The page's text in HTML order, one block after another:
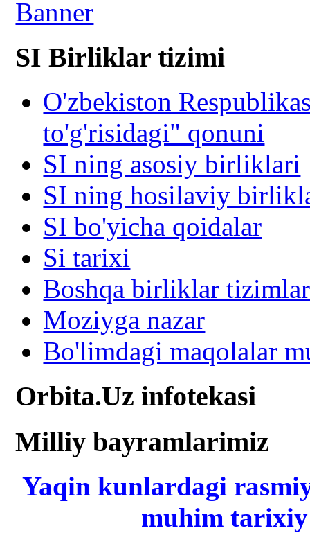
SI Birliklar tizimi
O'zbekiston
to'g'risidagi" qonuni
SI ning asosiy birliklari
SI ning hosilaviy
SI bo'yicha qoidalar
Si tarixi
Boshqa birliklar
Moziyga nazar
Bo'limdagi maqolalar
Orbita.Uz infotekasi
Milliy bayramlarimiz
Yaqin kunlardagi
muhim